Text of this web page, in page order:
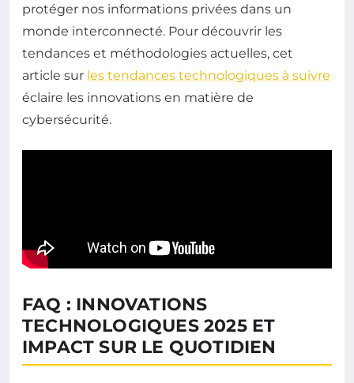
protéger nos informations privées dans un
monde interconnecté. Pour découvrir les
tendances et méthodologies actuelles, cet
article sur les tendances technologiques à suivre
éclaire les innovations en matière de
cybersécurité.
FAQ : INNOVATIONS
TECHNOLOGIQUES 2025 ET
IMPACT SUR LE QUOTIDIEN